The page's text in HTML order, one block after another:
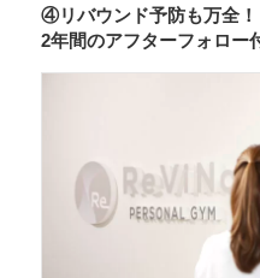
④リバウンド予防も万全！
2年間のアフターフォロー